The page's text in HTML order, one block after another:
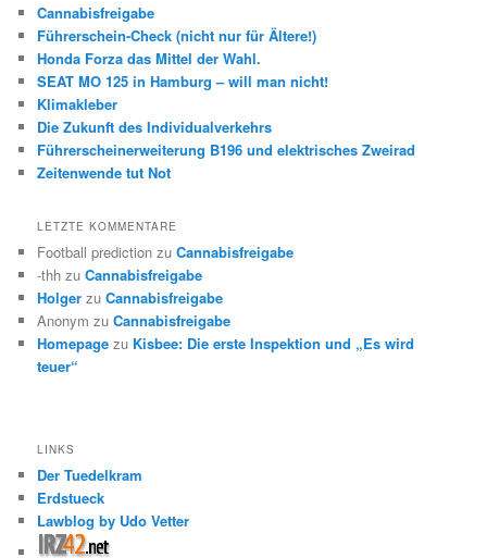
Cannabisfreigabe
Führerschein-Check (nicht nur für Ältere!)
Honda Forza das Mittel der Wahl.
SEAT MO 125 in Hamburg – will man nicht!
Klimakleber
Die Zukunft des Individualverkehrs
Führerscheinerweiterung B196 und elektrisches Zweirad
Zeitenwende tut Not
LETZTE KOMMENTARE
Football prediction zuCannabisfreigabe
-thh zuCannabisfreigabe
Holger zuCannabisfreigabe
Anonym zuCannabisfreigabe
Homepage zu Kisbee: Die erste Inspektion und „Es wird
teuer“
LINKS
Der Tuedelkram
Erdstueck
Lawblog by Udo Vetter